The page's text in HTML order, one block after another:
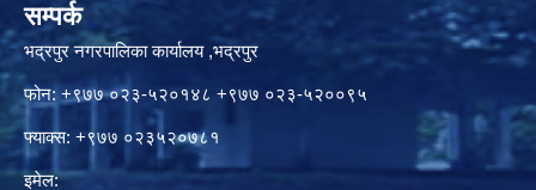
सम्पर्क
भद्रपुर नगरपालिका कार्यालय ,भद्रपुर
फोन: +९७७ ०२३-५२०१४८ +९७७ ०२३-५२००९५
फ्याक्स: +९७७ ०२३५२०७८१
इमेल: